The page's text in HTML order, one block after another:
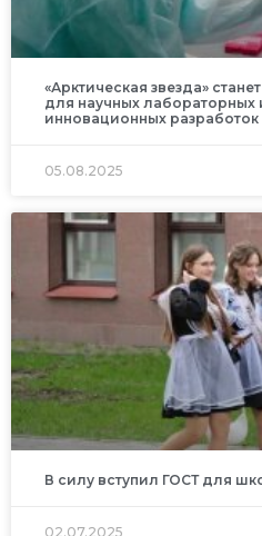
«Арктическая звезда»
для научных лабораторных
инновационных разработок
05.08.2025
В силу вступил ГОСТ для
02.07.2025